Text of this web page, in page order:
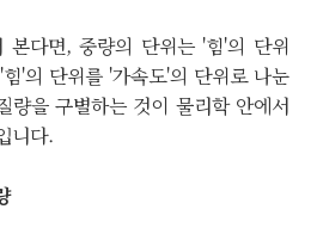
본다면, 중량의 단위는 '힘'의 단위
'의 단위를 '가속도'의 단위로 나눈
량을 구별하는 것이 물리학 안에서
니다.